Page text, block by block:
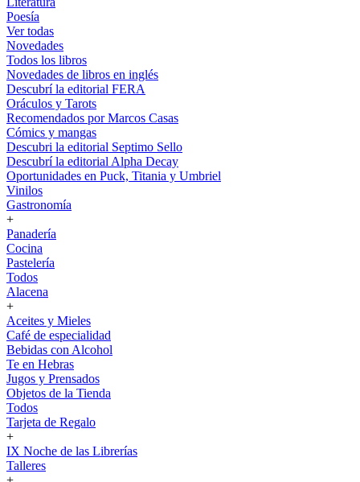
Poesía
Ver todas
Novedades
Todos los libros
Novedades de libros en inglés
Descubrí la editorial FERA
Oráculos y Tarots
Recomendados por Marcos Casas
Cómics y mangas
Descubri la editorial Septimo Sello
Descubrí la editorial Alpha Decay
Oportunidades en Puck, Titania y Umbriel
Vinilos
Gastronomía
+
Panadería
Cocina
Pastelería
Todos
Alacena
+
Aceites y Mieles
Café de especialidad
Bebidas con Alcohol
Te en Hebras
Jugos y Prensados
Objetos de la Tienda
Todos
Tarjeta de Regalo
+
IX Noche de las Librerías
Talleres